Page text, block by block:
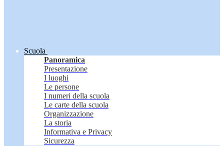
Scuola
Panoramica
Presentazione
I luoghi
Le persone
I numeri della scuola
Le carte della scuola
Organizzazione
La storia
Informativa e Privacy
Sicurezza